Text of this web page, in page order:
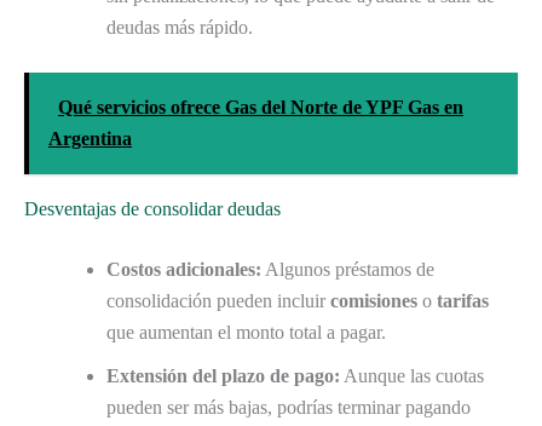
deudas más rápido.
Qué servicios ofrece Gas del Norte de YPF Gas en
Argentina
Desventajas de consolidar deudas
Costos adicionales: Algunos préstamos de
consolidación pueden incluir comisiones o tarifas
que aumentan el monto total a pagar.
Extensión del plazo de pago: Aunque las cuotas
pueden ser más bajas, podrías terminar pagando